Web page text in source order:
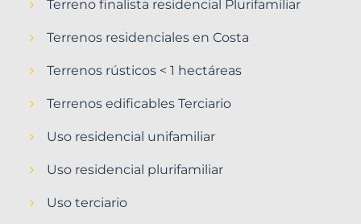
Terreno finalista residencial Plurifamiliar
Terrenos residenciales en Costa
Terrenos rústicos < 1 hectáreas
Terrenos edificables Terciario
Uso residencial unifamiliar
Uso residencial plurifamiliar
Uso terciario